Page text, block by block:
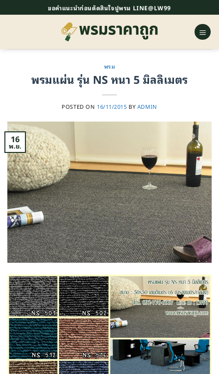
ไป
ขอคำแนะนำก่อนตัดสินใจปูพรม LINE@LW99
พรม
พรมแผ่น รุ่น NS หนา 5 มิลลิเมตร
POSTED ON 16/11/2015 BY ADMIN
16
พ.ย.